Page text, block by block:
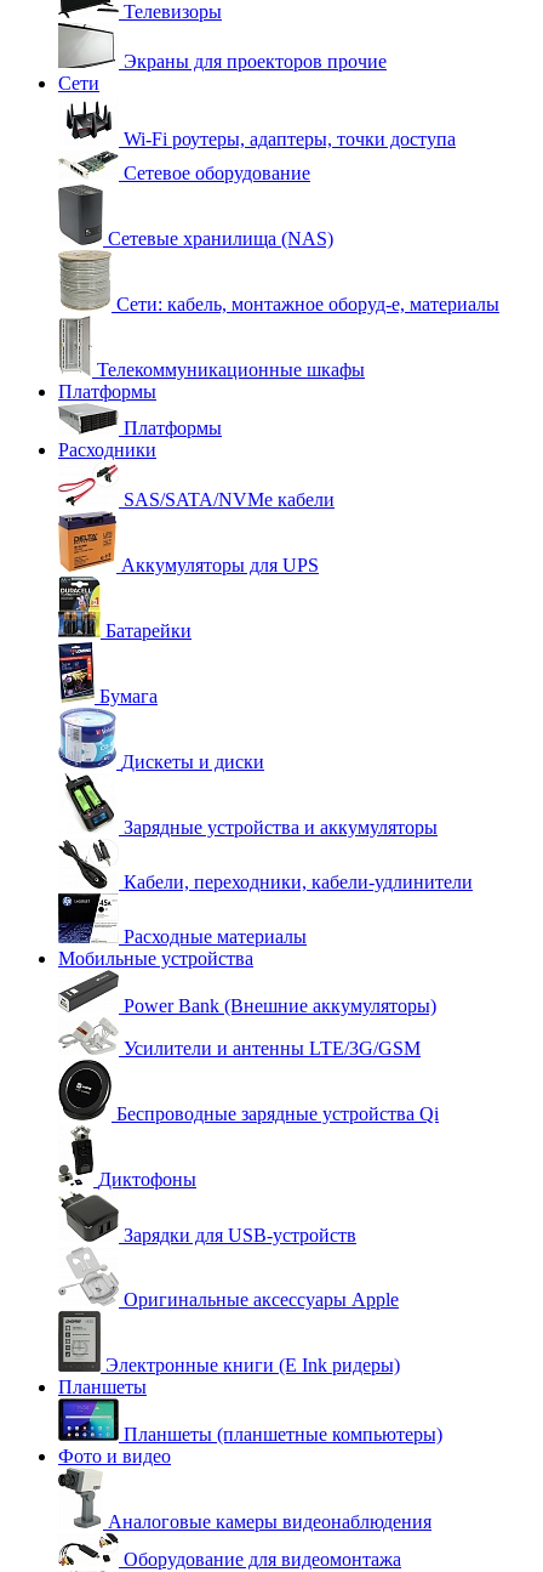
Телевизоры
Экраны для проекторов прочие
Сети
Wi-Fi роутеры, адаптеры, точки доступа
Сетевое оборудование
Сетевые хранилища (NAS)
Сети: кабель, монтажное оборуд-е, материалы
Телекоммуникационные шкафы
Платформы
Платформы
Расходники
SAS/SATA/NVMe кабели
Аккумуляторы для UPS
Батарейки
Бумага
Дискеты и диски
Зарядные устройства и аккумуляторы
Кабели, переходники, кабели-удлинители
Расходные материалы
Мобильные устройства
Power Bank (Внешние аккумуляторы)
Усилители и антенны LTE/3G/GSM
Беспроводные зарядные устройства Qi
Диктофоны
Зарядки для USB-устройств
Оригинальные аксессуары Apple
Электронные книги (E Ink ридеры)
Планшеты
Планшеты (планшетные компьютеры)
Фото и видео
Аналоговые камеры видеонаблюдения
Оборудование для видеомонтажа